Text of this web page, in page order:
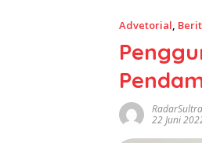
Advetorial
RadarSultra
22 Juni